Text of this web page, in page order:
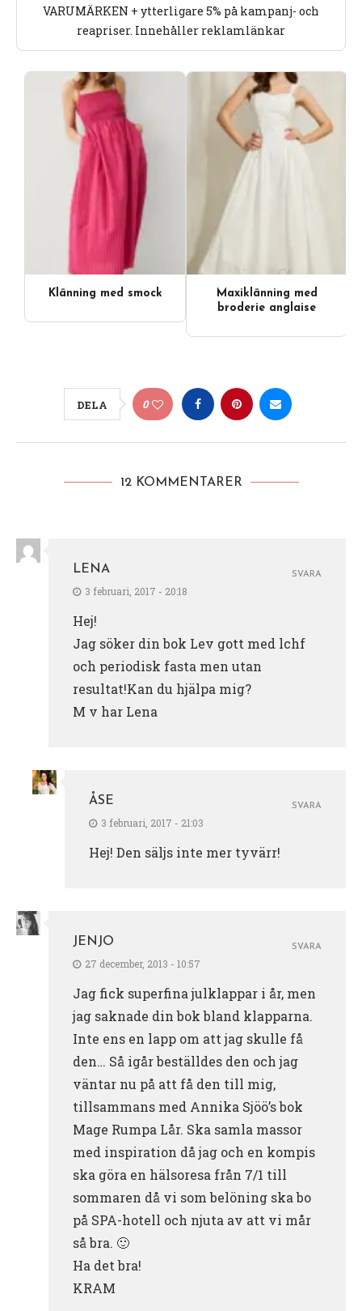
VARUMÄRKEN + ytterligare 5% på kampanj- och
reapriser. Innehåller reklamlänkar
Klänning med smock
Maxiklänning med
broderie anglaise
DELA 0
12 KOMMENTARER
LENA
3 februari, 2017 - 20:18
Hej!
Jag söker din bok Lev gott med lchf
och periodisk fasta men utan
resultat!Kan du hjälpa mig?
M v har Lena
SVARA
ÅSE
3 februari, 2017 - 21:03
Hej! Den säljs inte mer tyvärr!
SVARA
JENJO
27 december, 2013 - 10:57
Jag fick superfina julklappar i år, men
jag saknade din bok bland klapparna.
Inte ens en lapp om att jag skulle få
den… Så igår beställdes den och jag
väntar nu på att få den till mig,
tillsammans med Annika Sjöö’s bok
Mage Rumpa Lår. Ska samla massor
med inspiration då jag och en kompis
ska göra en hälsoresa från 7/1 till
sommaren då vi som belöning ska bo
på SPA-hotell och njuta av att vi mår
så bra. 🙂
Ha det bra!
KRAM
SVARA